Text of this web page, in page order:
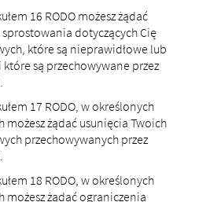
16 RODO możesz żądać
sprostowania dotyczących Cię
które są nieprawidłowe lub
są przechowywane przez
17 RODO, w określonych
możesz żądać usunięcia Twoich
przechowywanych przez
18 RODO, w określonych
możesz żądać ograniczenia